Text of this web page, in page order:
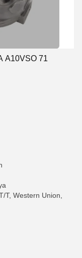
A10VSO 71
T, Western Union,